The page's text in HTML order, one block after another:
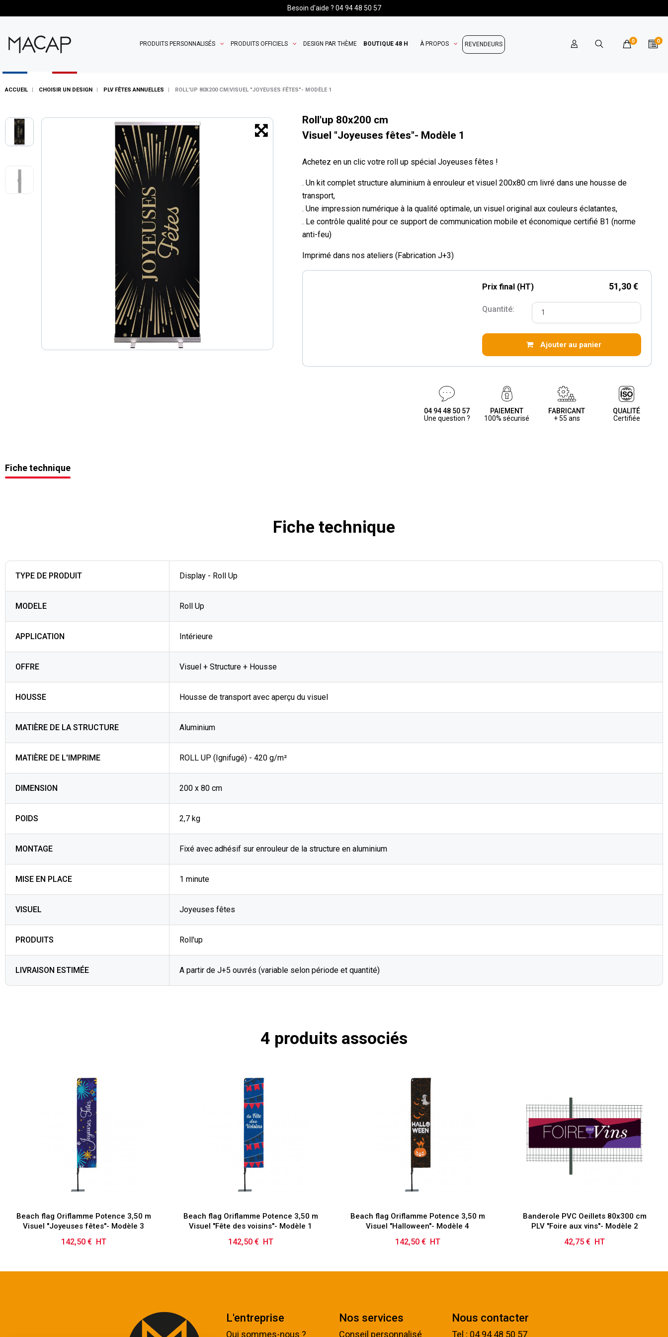
Besoin d'aide ? 04 94 48 50 57
PRODUITS PERSONNALISÉS PRODUITS OFFICIELS DESIGN PAR THÈME BOUTIQUE 48 H À PROPOS REVENDEURS
0 0
ACCUEIL CHOISIR UN DESIGN PLV FÊTES ANNUELLES ROLL'UP 80X200 CM|VISUEL "JOYEUSES FÊTES"- MODÈLE 1
Roll'up 80x200 cm
Visuel "Joyeuses fêtes"- Modèle 1
Achetez en un clic votre roll up spécial Joyeuses fêtes !
. Un kit complet structure aluminium à enrouleur et visuel 200x80 cm livré dans une housse de
transport,
. Une impression numérique à la qualité optimale, un visuel original aux couleurs éclatantes,
. Le contrôle qualité pour ce support de communication mobile et économique certifié B1 (norme
anti-feu)
Imprimé dans nos ateliers (Fabrication J+3)
Prix final (HT) 51,30 €
Quantité:
Ajouter au panier
04 94 48 50 57
Une question ?
PAIEMENT
100% sécurisé
FABRICANT
+ 55 ans
QUALITÉ
Certifiée
Fiche technique
Fiche technique
TYPE DE PRODUIT Display - Roll Up
MODELE Roll Up
APPLICATION Intérieure
OFFRE Visuel + Structure + Housse
HOUSSE Housse de transport avec aperçu du visuel
MATIÈRE DE LA STRUCTURE Aluminium
MATIÈRE DE L'IMPRIME ROLL UP (Ignifugé) - 420 g/m²
DIMENSION 200 x 80 cm
POIDS 2,7 kg
MONTAGE Fixé avec adhésif sur enrouleur de la structure en aluminium
MISE EN PLACE 1 minute
VISUEL Joyeuses fêtes
PRODUITS Roll'up
LIVRAISON ESTIMÉE A partir de J+5 ouvrés (variable selon période et quantité)
4 produits associés
Beach flag Oriflamme Potence 3,50 m
Visuel "Joyeuses fêtes"- Modèle 3
Prix
142,50 € HT
Beach flag Oriflamme Potence 3,50 m
Visuel "Fête des voisins"- Modèle 1
Prix
142,50 € HT
Beach flag Oriflamme Potence 3,50 m
Visuel "Halloween"- Modèle 4
Prix
142,50 € HT
Banderole PVC Oeillets 80x300 cm
PLV "Foire aux vins"- Modèle 2
Prix
42,75 € HT
L'entreprise
Qui sommes-nous ?
Nos services
Conseil personnalisé
Nous contacter
Tel : 04 94 48 50 57